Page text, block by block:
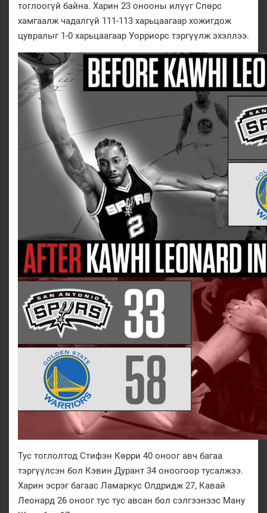
тоглоогүй байна. Харин 23 онооны илүүг Спөрс
хамгаалж чадалгүй 111-113 харьцаагаар хожигдож
цувралыг 1-0 харьцаагаар Уорриорс тэргүүлж эхэллээ.
Тус тоглолтод Стифэн Көрри 40 оноог авч багаа
тэргүүлсэн бол Кэвин Дурант 34 оноогоор тусалжээ.
Харин эсрэг багаас Ламаркус Олдридж 27, Кавай
Леонард 26 оноог тус тус авсан бол сэлгээнээс Ману